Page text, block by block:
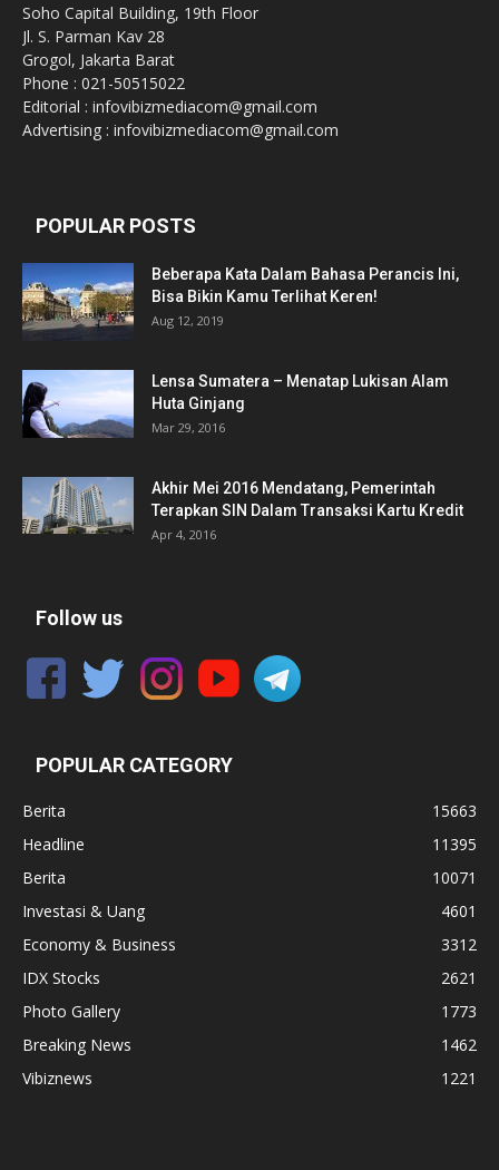
Soho Capital Building, 19th Floor
Jl. S. Parman Kav 28
Grogol, Jakarta Barat
Phone : 021-50515022
Editorial : infovibizmediacom@gmail.com
Advertising : infovibizmediacom@gmail.com
POPULAR POSTS
Beberapa Kata Dalam Bahasa Perancis Ini,
Bisa Bikin Kamu Terlihat Keren!
Aug 12, 2019
Lensa Sumatera – Menatap Lukisan Alam
Huta Ginjang
Mar 29, 2016
Akhir Mei 2016 Mendatang, Pemerintah
Terapkan SIN Dalam Transaksi Kartu Kredit
Apr 4, 2016
Follow us
POPULAR CATEGORY
Berita
15663
Headline
11395
Berita
10071
Investasi & Uang
4601
Economy & Business
3312
IDX Stocks
2621
Photo Gallery
1773
Breaking News
1462
Vibiznews
1221